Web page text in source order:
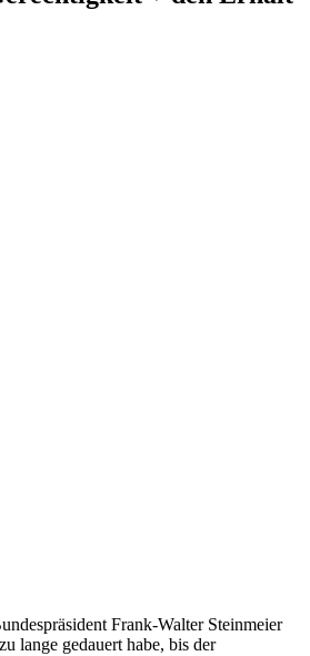
Frank-Walter Steinmeier
lange gedauert habe, bis der